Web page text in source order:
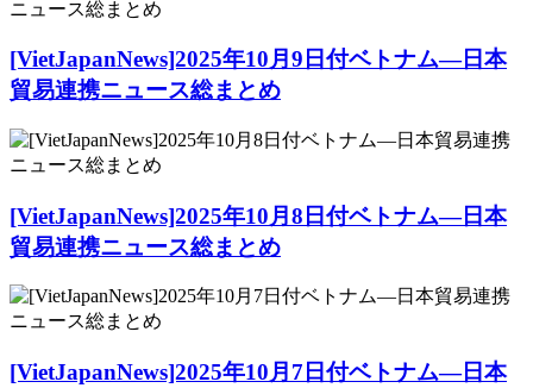
[VietJapanNews]2025年10月9日付ベトナム―日本
貿易連携ニュース総まとめ
[VietJapanNews]2025年10月8日付ベトナム―日本
貿易連携ニュース総まとめ
[VietJapanNews]2025年10月7日付ベトナム―日本